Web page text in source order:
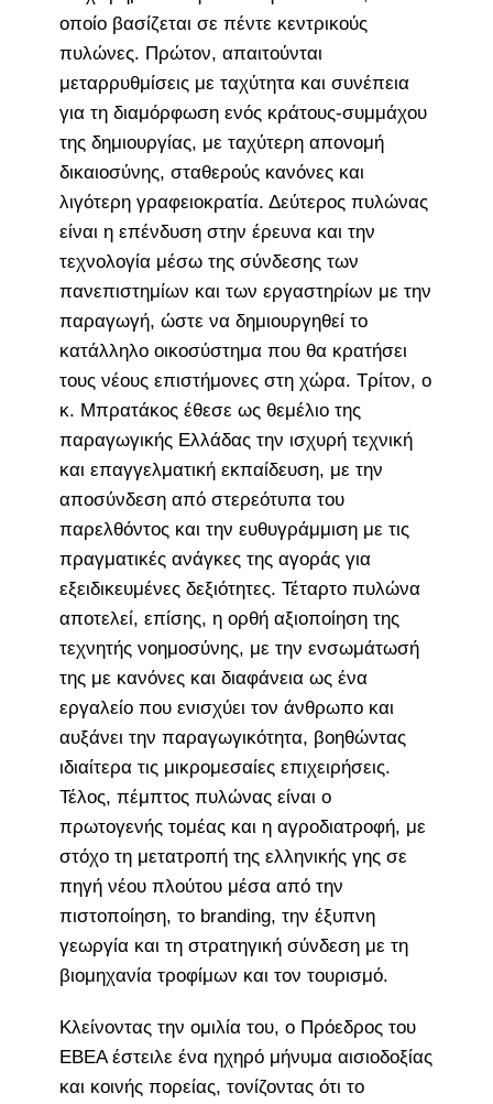
οποίο βασίζεται σε πέντε κεντρικούς
πυλώνες. Πρώτον, απαιτούνται
μεταρρυθμίσεις με ταχύτητα και συνέπεια
για τη διαμόρφωση ενός κράτους-συμμάχου
της δημιουργίας, με ταχύτερη απονομή
δικαιοσύνης, σταθερούς κανόνες και
λιγότερη γραφειοκρατία. Δεύτερος πυλώνας
είναι η επένδυση στην έρευνα και την
τεχνολογία μέσω της σύνδεσης των
πανεπιστημίων και των εργαστηρίων με την
παραγωγή, ώστε να δημιουργηθεί το
κατάλληλο οικοσύστημα που θα κρατήσει
τους νέους επιστήμονες στη χώρα. Τρίτον, ο
κ. Μπρατάκος έθεσε ως θεμέλιο της
παραγωγικής Ελλάδας την ισχυρή τεχνική
και επαγγελματική εκπαίδευση, με την
αποσύνδεση από στερεότυπα του
παρελθόντος και την ευθυγράμμιση με τις
πραγματικές ανάγκες της αγοράς για
εξειδικευμένες δεξιότητες. Τέταρτο πυλώνα
αποτελεί, επίσης, η ορθή αξιοποίηση της
τεχνητής νοημοσύνης, με την ενσωμάτωσή
της με κανόνες και διαφάνεια ως ένα
εργαλείο που ενισχύει τον άνθρωπο και
αυξάνει την παραγωγικότητα, βοηθώντας
ιδιαίτερα τις μικρομεσαίες επιχειρήσεις.
Τέλος, πέμπτος πυλώνας είναι ο
πρωτογενής τομέας και η αγροδιατροφή, με
στόχο τη μετατροπή της ελληνικής γης σε
πηγή νέου πλούτου μέσα από την
πιστοποίηση, το branding, την έξυπνη
γεωργία και τη στρατηγική σύνδεση με τη
βιομηχανία τροφίμων και τον τουρισμό.
Κλείνοντας την ομιλία του, ο Πρόεδρος του
ΕΒΕΑ έστειλε ένα ηχηρό μήνυμα αισιοδοξίας
και κοινής πορείας, τονίζοντας ότι το